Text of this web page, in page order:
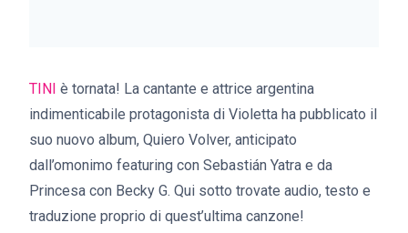
TINI è tornata! La cantante e attrice argentina
indimenticabile protagonista di Violetta ha pubblicato il
suo nuovo album, Quiero Volver, anticipato
dall’omonimo featuring con Sebastián Yatra e da
Princesa con Becky G. Qui sotto trovate audio, testo e
traduzione proprio di quest’ultima canzone!